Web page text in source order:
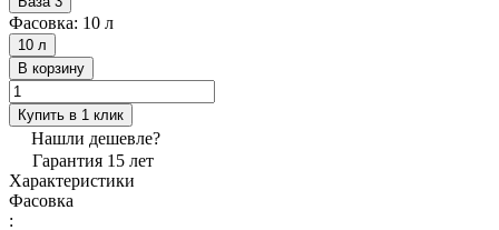
Фасовка: 10 л
10 л
В корзину
Купить в 1 клик
Нашли дешевле?
Гарантия 15 лет
Характеристики
Фасовка
: